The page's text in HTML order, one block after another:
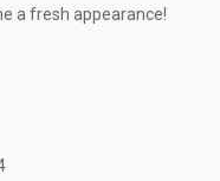
a fresh appearance!